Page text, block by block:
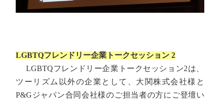
LGBTQフレンドリー企業トークセッション 2
LGBTQフレンドリー企業トークセッション2は、
ツーリズム以外の企業として、大関株式会社様と
P&Gジャパン合同会社様のご担当者の方にご登壇い